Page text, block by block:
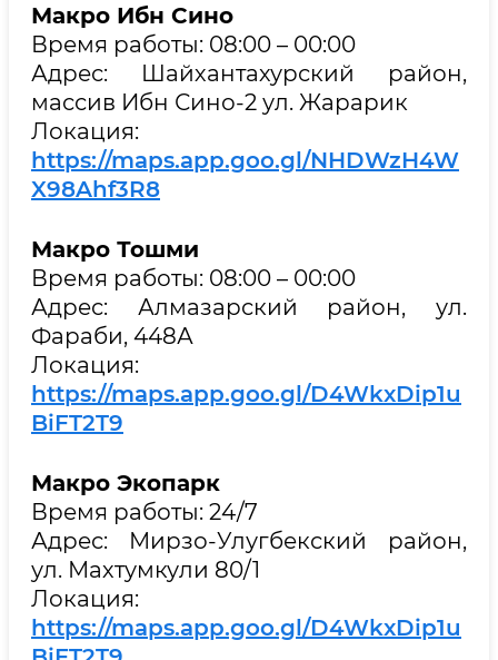
Макро Ибн Сино
Время работы: 08:00 – 00:00
Адрес: Шайхантахурский район,
массив Ибн Сино-2 ул. Жарарик
Локация:
https://maps.app.goo.gl/NHDWzH4W
X98Ahf3R8
Макро Тошми
Время работы: 08:00 – 00:00
Адрес: Алмазарский район, ул.
Фараби, 448А
Локация:
https://maps.app.goo.gl/D4WkxDip1u
BiFT2T9
Макро Экопарк
Время работы: 24/7
Адрес: Мирзо-Улугбекский район,
ул. Махтумкули 80/1
Локация:
https://maps.app.goo.gl/D4WkxDip1u